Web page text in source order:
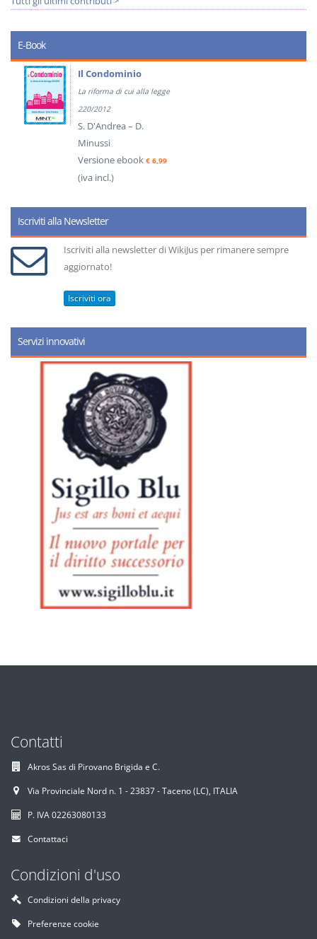
E-Book
Il Condominio
La riforma di cui alla legge
220/2012
S. D'Andrea – D.
Minussi
Versione ebook € 6,99
(iva incl.)
Iscriviti alla Newsletter
Iscriviti alla newsletter di WikiJus per rimanere sempre
aggiornato!
Iscriviti ora
Servizi innovativi
Contatti
Akros Sas di Pirovano Brigida e C.
Via Provinciale Nord n. 1 - 23837 - Taceno (LC), ITALIA
P. IVA 02263080133
Contattaci
Condizioni d'uso
Condizioni della privacy
Preferenze cookie